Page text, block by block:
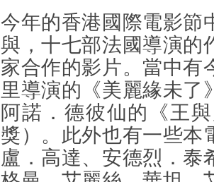
今年的香港國際電影節
與，十七部法國導演的
家合作的影片。當中有
里導演的《美麗緣未了
阿諾．德彼仙的《王
獎）。此外也有一些本
盧．高達、安德烈．泰